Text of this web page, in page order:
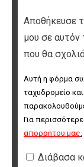
Αποθήκευσε
μου σε αυτόν
που θα
Αυτή η φόρμα
ταχυδρομείο
Για
απορρήτου μας
Διάβασα